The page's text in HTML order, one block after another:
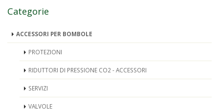
Categorie
ACCESSORI PER BOMBOLE
PROTEZIONI
RIDUTTORI DI PRESSIONE CO2 - ACCESSORI
SERVIZI
VALVOLE